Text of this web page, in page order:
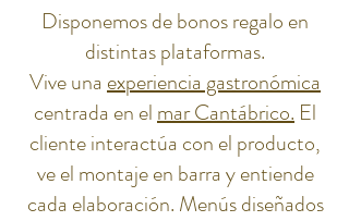
Disponemos de bonos regalo en
distintas plataformas.
Vive una experiencia gastronómica
centrada en elmar Cantábrico. El
cliente interactúa con el producto,
ve el montaje en barra y entiende
cada elaboración. Menús diseñados